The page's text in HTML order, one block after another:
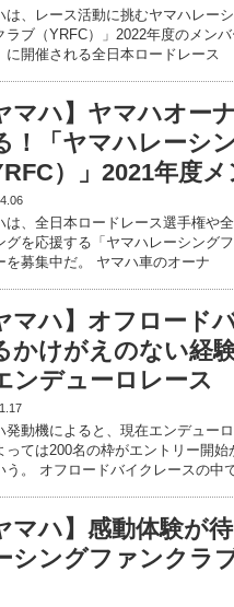
は、レース活動に挑むヤマハレー
ラブ（YRFC）」2022年度のメン
に開催される全日本ロードレース
マハ】ヤマハオー
！「ヤマハレーシ
）」2021年度
は、全日本ロードレース選手権や
グを応援する「ヤマハレーシング
を募集中だ。 ヤマハ車のオーナ
マハ】オフロード
かけがえのない経
ンデューロレース
発動機によると、現在エンデュー
っては200名の枠がエントリー開
う。 オフロードバイクレースの中
マハ】感動体験が
シングファンクラ